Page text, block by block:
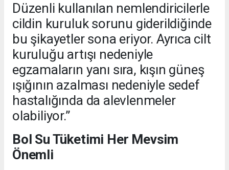
Düzenli kullanılan nemlendiricilerle
cildin kuruluk sorunu giderildiğinde
bu şikayetler sona eriyor. Ayrıca cilt
kuruluğu artışı nedeniyle
egzamaların yanı sıra, kışın güneş
ışığının azalması nedeniyle sedef
hastalığında da alevlenmeler
olabiliyor.”
Bol Su Tüketimi Her Mevsim
Önemli